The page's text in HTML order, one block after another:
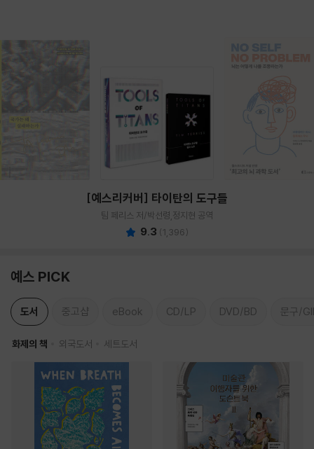
[예스리커버] 타이탄의 도구들
팀 페리스 저/박선령,정지현 공역
9.3 (1,396)
예스 PICK
도서 중고샵 eBook CD/LP DVD/BD 문구/
화제의 책 외국도서 세트도서